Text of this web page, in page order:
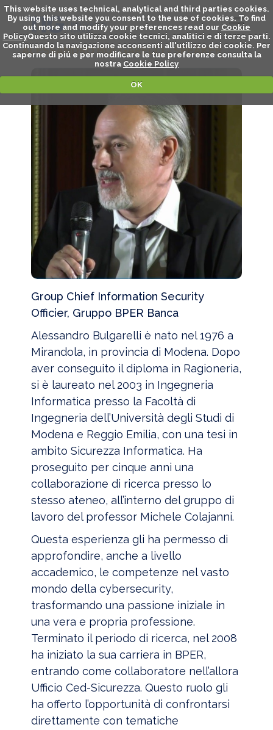
This website uses technical, analytical and third parties cookies.
By using this website you consent to the use of cookies. To find
out more and modify your preferences read our Cookie
PolicyQuesto sito utilizza cookie tecnici, analitici e di terze parti.
Continuando la navigazione acconsenti all'utilizzo dei cookie. Per
saperne di piú e per modificare le tue preferenze consulta la
nostra Cookie Policy
OK
ALESSANDRO BULGARELLI - SPEAKER
Group Chief Information Security
Officier, Gruppo BPER Banca
Alessandro Bulgarelli è nato nel 1976 a
Mirandola, in provincia di Modena. Dopo
aver conseguito il diploma in Ragioneria,
si è laureato nel 2003 in Ingegneria
Informatica presso la Facoltà di
Ingegneria dell’Università degli Studi di
Modena e Reggio Emilia, con una tesi in
ambito Sicurezza Informatica. Ha
proseguito per cinque anni una
collaborazione di ricerca presso lo
stesso ateneo, all’interno del gruppo di
lavoro del professor Michele Colajanni.
Questa esperienza gli ha permesso di
approfondire, anche a livello
accademico, le competenze nel vasto
mondo della cybersecurity,
trasformando una passione iniziale in
una vera e propria professione.
Terminato il periodo di ricerca, nel 2008
ha iniziato la sua carriera in BPER,
entrando come collaboratore nell’allora
Ufficio Ced-Sicurezza. Questo ruolo gli
ha offerto l’opportunità di confrontarsi
direttamente con tematiche